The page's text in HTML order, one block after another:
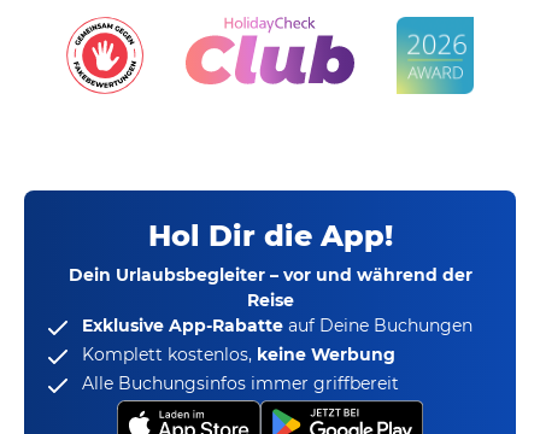
Hol Dir die App!
Dein Urlaubsbegleiter – vor und während der
Reise
Exklusive App-Rabatte auf Deine Buchungen
Komplett kostenlos, keine Werbung
Alle Buchungsinfos immer griffbereit